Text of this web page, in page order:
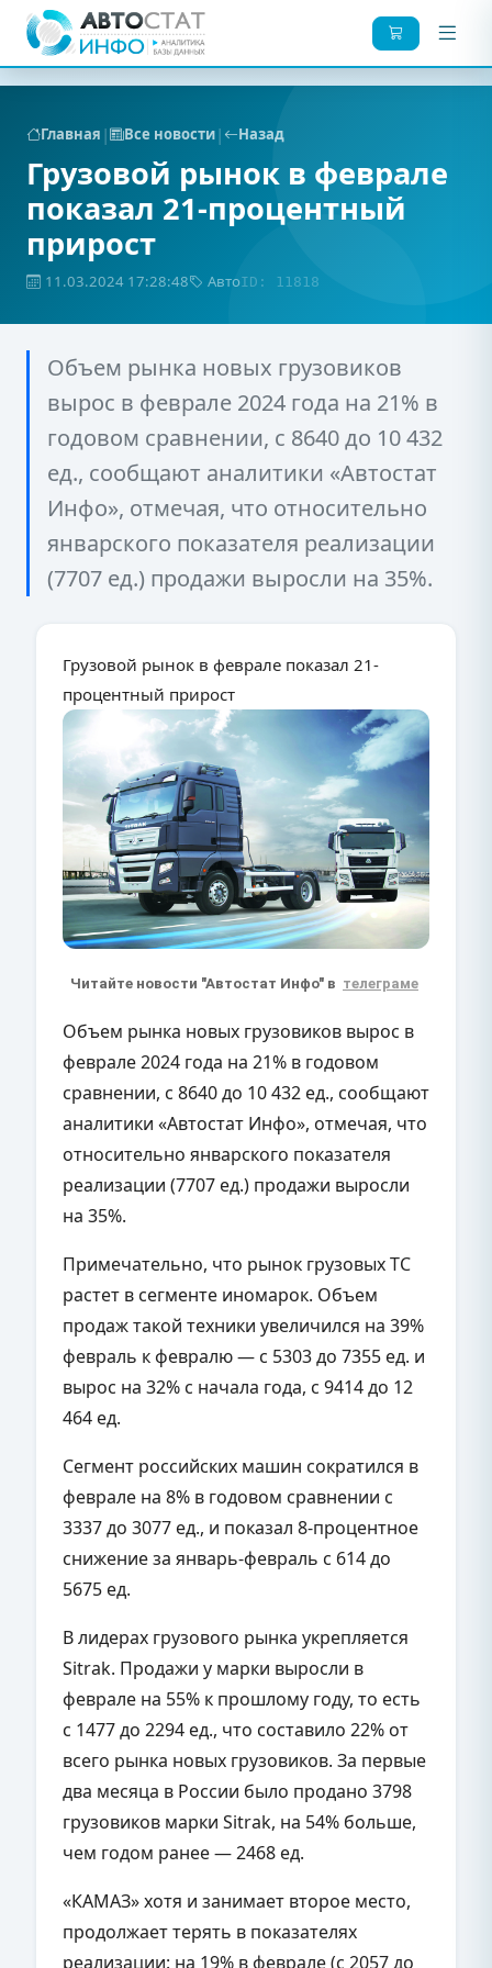
Главная | Все новости| Назад
Грузовой рынок в феврале
показал 21-процентный
прирост
11.03.2024 17:28:48 АвтоID: 11818
Объем рынка новых грузовиков
вырос в феврале 2024 года на 21% в
годовом сравнении, с 8640 до 10 432
ед., сообщают аналитики «Автостат
Инфо», отмечая, что относительно
январского показателя реализации
(7707 ед.) продажи выросли на 35%.
Грузовой рынок в феврале показал 21-
процентный прирост
Читайте новости "Автостат Инфо" в телеграме
Объем рынка новых грузовиков вырос в
феврале 2024 года на 21% в годовом
сравнении, с 8640 до 10 432 ед., сообщают
аналитики «Автостат Инфо», отмечая, что
относительно январского показателя
реализации (7707 ед.) продажи выросли
на 35%.
Примечательно, что рынок грузовых ТС
растет в сегменте иномарок. Объем
продаж такой техники увеличился на 39%
февраль к февралю — с 5303 до 7355 ед. и
вырос на 32% с начала года, с 9414 до 12
464 ед.
Сегмент российских машин сократился в
феврале на 8% в годовом сравнении с
3337 до 3077 ед., и показал 8-процентное
снижение за январь-февраль с 614 до
5675 ед.
В лидерах грузового рынка укрепляется
Sitrak. Продажи у марки выросли в
феврале на 55% к прошлому году, то есть
с 1477 до 2294 ед., что составило 22% от
всего рынка новых грузовиков. За первые
два месяца в России было продано 3798
грузовиков марки Sitrak, на 54% больше,
чем годом ранее — 2468 ед.
«КАМАЗ» хотя и занимает второе место,
продолжает терять в показателях
реализации: на 19% в феврале (с 2057 до